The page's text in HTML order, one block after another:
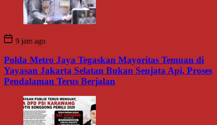
9 jam ago
Polda Metro Jaya Tegaskan Mayoritas Temuan di
Yayasan Jakarta Selatan Bukan Senjata Api, Proses
Pendalaman Terus Berjalan